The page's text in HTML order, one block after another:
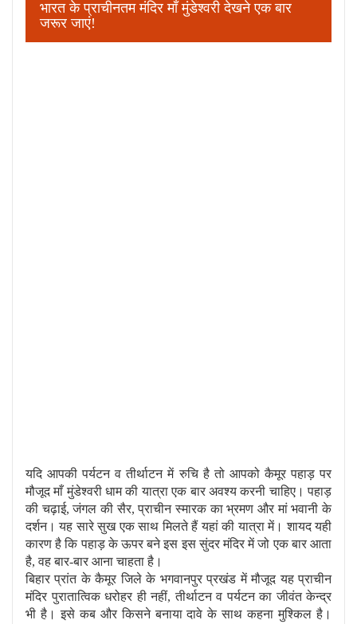
भारत के प्राचीनतम मंदिर माँ मुंडेश्वरी देखने एक बार
जरूर जाएं!
यदि आपकी पर्यटन व तीर्थाटन में रुचि है तो आपको कैमूर पहाड़ पर
मौजूद माँ मुंडेश्वरी धाम की यात्रा एक बार अवश्‍य करनी चाहिए। पहाड़
की चढ़ाई, जंगल की सैर, प्राचीन स्‍मारक का भ्रमण और मां भवानी के
दर्शन। यह सारे सुख एक साथ मिलते हैं यहां की यात्रा में। शायद यही
कारण है कि पहाड़ के ऊपर बने इस इस सुंदर मंदिर में जो एक बार आता
है, वह बार-बार आना चाहता है।
बिहार प्रांत के कैमूर जिले के भगवानपुर प्रखंड में मौजूद यह प्राचीन
मंदिर पुरातात्विक धरोहर ही नहीं, तीर्थाटन व पर्यटन का जीवंत केन्‍द्र
भी है। इसे कब और किसने बनाया दावे के साथ कहना मुश्किल है।